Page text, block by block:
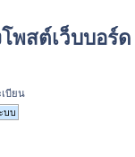
พสต์เว็บบอร์
เบียน